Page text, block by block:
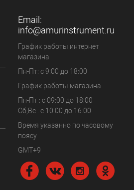
Email:
info@amurinstrument.ru
График работы интернет
магазина
Пн-Пт: с 9:00 до 18:00
График работы магазина
Пн-Пт : с 09:00 до 18:00
Сб,Вс : c 10:00 до 16:00
Время указанно по часовому
поясу
GMT+9